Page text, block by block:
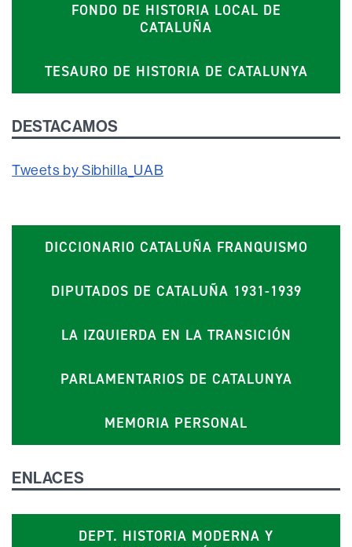
FONDO DE HISTORIA LOCAL DE
CATALUÑA
TESAURO DE HISTORIA DE CATALUNYA
DESTACAMOS
Tweets by Sibhilla_UAB
DICCIONARIO CATALUÑA FRANQUISMO
DIPUTADOS DE CATALUÑA 1931-1939
LA IZQUIERDA EN LA TRANSICIÓN
PARLAMENTARIOS DE CATALUNYA
MEMORIA PERSONAL
ENLACES
DEPT. HISTORIA MODERNA Y